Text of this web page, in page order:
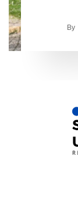
By